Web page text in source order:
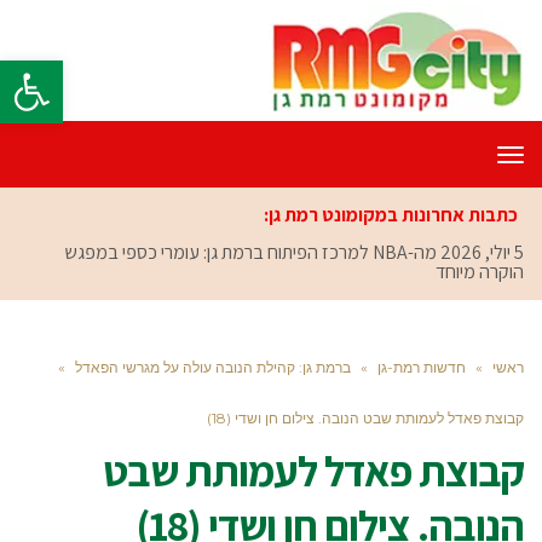
פתח
תפריט
כתבות אחרונות במקומונט רמת גן:
5 יולי, 2026
מה-NBA למרכז הפיתוח ברמת גן: עומרי כספי במפגש
הוקרה מיוחד
ראשי » חדשות רמת-גן » ברמת גן: קהילת הנובה עולה על מגרשי הפאדל »
קבוצת פאדל לעמותת שבט הנובה. צילום חן ושדי (18)
קבוצת פאדל לעמותת שבט
הנובה. צילום חן ושדי (18)